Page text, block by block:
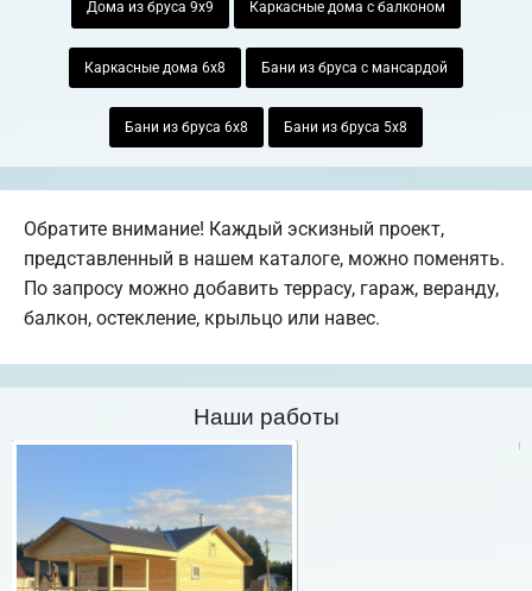
Дома из бруса 9х9 Каркасные дома с балконом
Каркасные дома 6х8 Бани из бруса с мансардой
Бани из бруса 6х8 Бани из бруса 5х8
Обратите внимание! Каждый эскизный проект,
представленный в нашем каталоге, можно поменять.
По запросу можно добавить террасу, гараж, веранду,
балкон, остекление, крыльцо или навес.
Наши работы